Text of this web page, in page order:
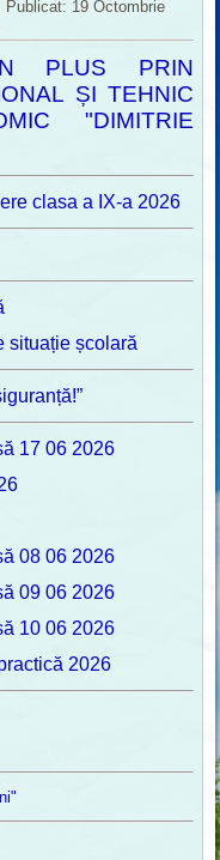
Publicat: 19 Octombrie
PLUS PRIN
ȘI TEHNIC
"DIMITRIE
clasa a IX-a 2026
situație școlară
17 06 2026
08 06 2026
09 06 2026
10 06 2026
2026